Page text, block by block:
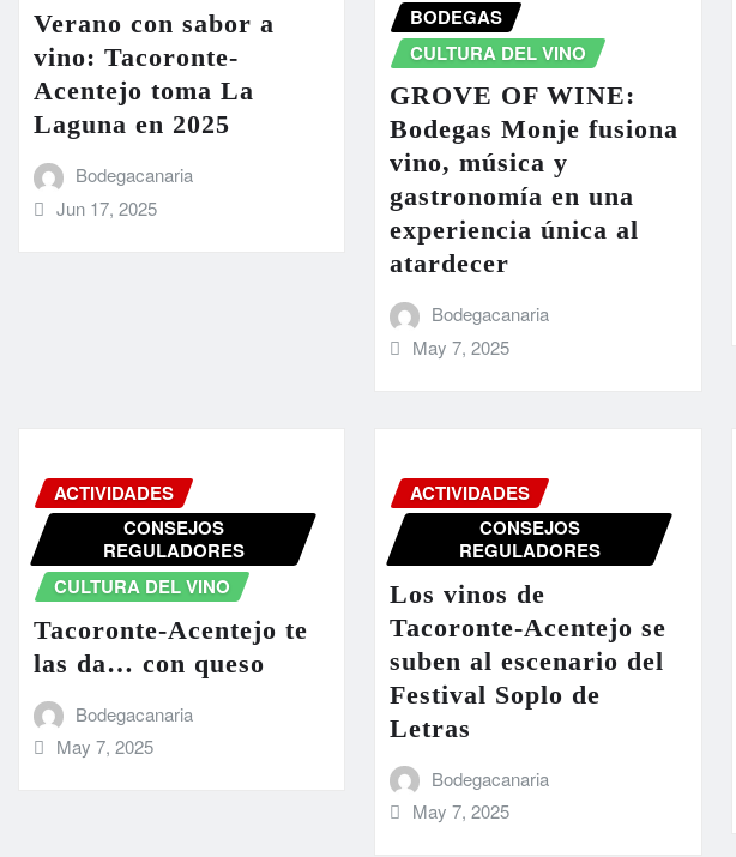
Verano con sabor a
vino: Tacoronte-
Acentejo toma La
Laguna en 2025
Bodegacanaria
Jun 17, 2025
BODEGAS
CULTURA DEL VINO
GROVE OF WINE:
Bodegas Monje fusiona
vino, música y
gastronomía en una
experiencia única al
atardecer
Bodegacanaria
May 7, 2025
ACTIVIDADES
CONSEJOS
REGULADORES
CULTURA DEL VINO
Tacoronte-Acentejo te
las da… con queso
Bodegacanaria
May 7, 2025
ACTIVIDADES
CONSEJOS
REGULADORES
Los vinos de
Tacoronte-Acentejo se
suben al escenario del
Festival Soplo de
Letras
Bodegacanaria
May 7, 2025